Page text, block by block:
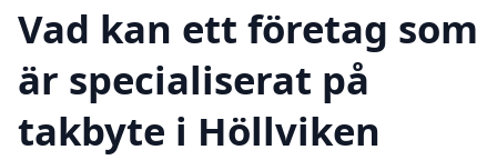
Vad kan ett företag som
är specialiserat på
takbyte i Höllviken